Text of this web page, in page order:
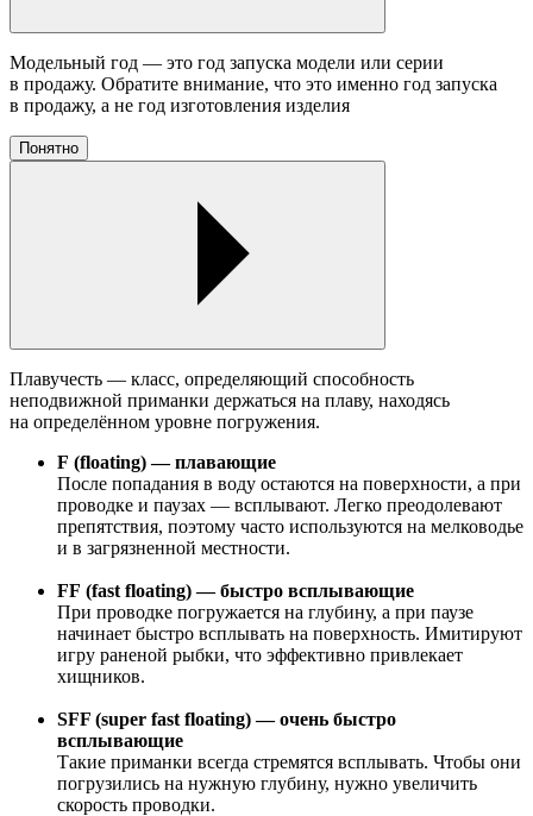
Модельный год — это год запуска модели или серии
в продажу. Обратите внимание, что это именно год запуска
в продажу, а не год изготовления изделия
Понятно
Плавучесть — класс, определяющий способность
неподвижной приманки держаться на плаву, находясь
на определённом уровне погружения.
F (floating) — плавающие
После попадания в воду остаются на поверхности, а при
проводке и паузах — всплывают. Легко преодолевают
препятствия, поэтому часто используются на мелководье
и в загрязненной местности.
FF (fast floating) — быстро всплывающие
При проводке погружается на глубину, а при паузе
начинает быстро всплывать на поверхность. Имитируют
игру раненой рыбки, что эффективно привлекает
хищников.
SFF (super fast floating) — очень быстро
всплывающие
Такие приманки всегда стремятся всплывать. Чтобы они
погрузились на нужную глубину, нужно увеличить
скорость проводки.